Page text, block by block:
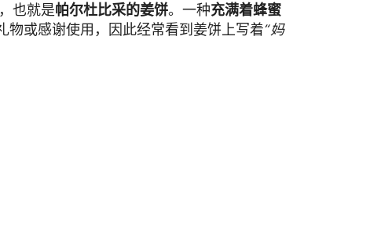
也就是帕尔杜比采的姜饼。一种充满着蜂蜜
或感谢使用，因此经常看到姜饼上写着“妈